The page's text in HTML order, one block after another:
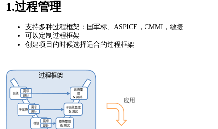
1.过程管理
支持多种过程框架：国军标、ASPICE，CMMI，敏捷
可以定制过程框架
创建项目的时候选择适合的过程框架